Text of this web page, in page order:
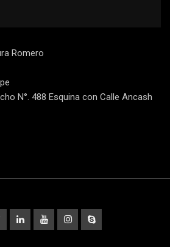
Romero
N°. 488 Esquina con Calle Ancash